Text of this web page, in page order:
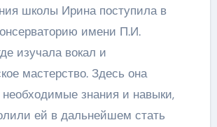
школы Ирина поступила в
имени П.И.
изучала вокал и
мастерство. Здесь она
знания и навыки,
ей в дальнейшем стать